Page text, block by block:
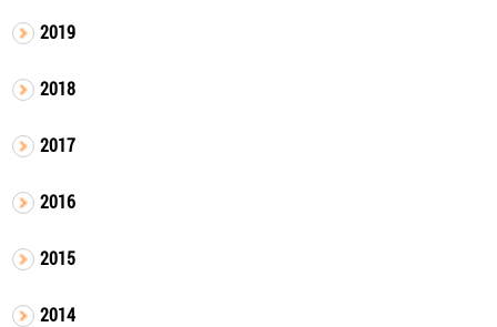
2019
2018
2017
2016
2015
2014